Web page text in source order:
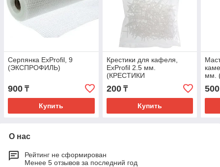
Серпянка ExProfil, 9
(ЭКСПРОФИЛЬ)
900 ₸
Купить
Крестики для кафеля,
ExProfil 2.5 мм.
(КРЕСТИКИ
200₸
Купить
мм.
500
О нас
Рейтинг не сформирован
Менее 5 отзывов за последний год